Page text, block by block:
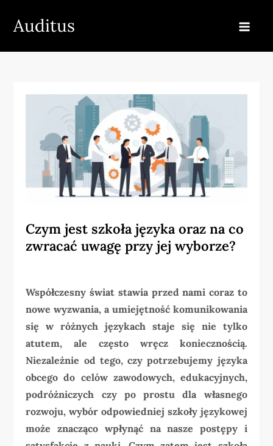
Auditus
Czym jest szkoła języka oraz na co
zwracać uwagę przy jej wyborze?
Współczesny świat stawia przed nami coraz to
nowe wyzwania, a umiejętność komunikowania
się w różnych językach staje się nie tylko
atutem, ale często wręcz koniecznością.
Niezależnie od tego, czy potrzebujemy języka
obcego do celów zawodowych, edukacyjnych,
podróżniczych czy po prostu dla własnego
rozwoju, wybór odpowiedniej szkoły językowej
może znacząco wpłynąć na nasze postępy i